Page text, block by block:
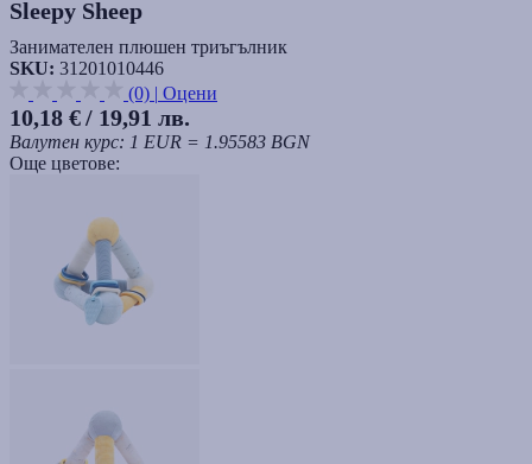
Sleepy Sheep
Занимателен плюшен триъгълник
SKU: 31201010446
(0) | Оцени
10,18 €/ 19,91 лв.
Валутен курс: 1 EUR = 1.95583 BGN
Още цветове: